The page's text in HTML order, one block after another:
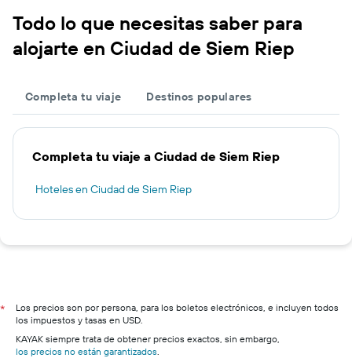
Todo lo que necesitas saber para
alojarte en Ciudad de Siem Riep
Completa tu viaje Destinos populares
Completa tu viaje a Ciudad de Siem Riep
Hoteles en Ciudad de Siem Riep
*
Los precios son por persona, para los boletos electrónicos, e incluyen todos
los impuestos y tasas en USD.
KAYAK siempre trata de obtener precios exactos, sin embargo,
los precios no están garantizados.